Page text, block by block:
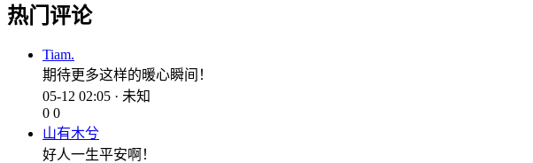
热门评论
Tiam.
期待更多这样的暖心瞬间！
05-12 02:05 · 未知
0 0
山有木兮
好人一生平安啊！